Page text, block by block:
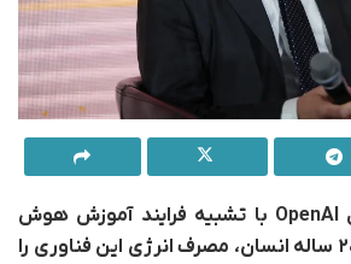
سم آلتمن، مدیرعامل OpenAI با تشبیه فرایند آموزش هوش
مصنوعی به یادگیری ۲۰ ساله انسان، مصرف انرژی این فناوری را